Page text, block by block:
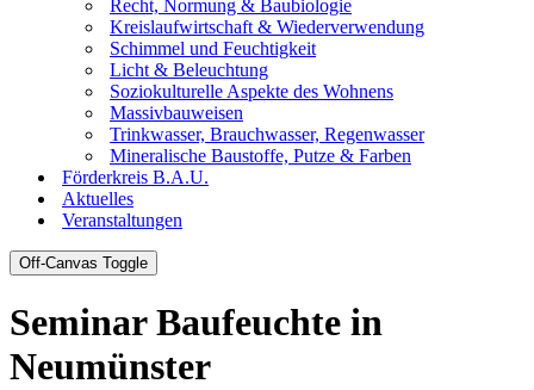
Recht, Normung & Baubiologie
Kreislaufwirtschaft & Wiederverwendung
Schimmel und Feuchtigkeit
Licht & Beleuchtung
Soziokulturelle Aspekte des Wohnens
Massivbauweisen
Trinkwasser, Brauchwasser, Regenwasser
Mineralische Baustoffe, Putze & Farben
Förderkreis B.A.U.
Aktuelles
Veranstaltungen
Off-Canvas Toggle
Seminar Baufeuchte in
Neumünster